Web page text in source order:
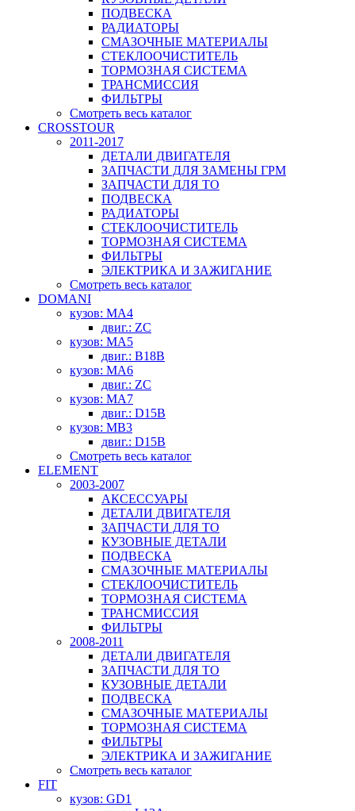
ПОДВЕСКА
РАДИАТОРЫ
СМАЗОЧНЫЕ МАТЕРИАЛЫ
СТЕКЛООЧИСТИТЕЛЬ
ТОРМОЗНАЯ СИСТЕМА
ТРАНСМИССИЯ
ФИЛЬТРЫ
Смотреть весь каталог
CROSSTOUR
2011-2017
ДЕТАЛИ ДВИГАТЕЛЯ
ЗАПЧАСТИ ДЛЯ ЗАМЕНЫ ГРМ
ЗАПЧАСТИ ДЛЯ ТО
ПОДВЕСКА
РАДИАТОРЫ
СТЕКЛООЧИСТИТЕЛЬ
ТОРМОЗНАЯ СИСТЕМА
ФИЛЬТРЫ
ЭЛЕКТРИКА И ЗАЖИГАНИЕ
Смотреть весь каталог
DOMANI
кузов: MA4
двиг.: ZC
кузов: MA5
двиг.: B18B
кузов: MA6
двиг.: ZC
кузов: MA7
двиг.: D15B
кузов: MB3
двиг.: D15B
Смотреть весь каталог
ELEMENT
2003-2007
АКСЕССУАРЫ
ДЕТАЛИ ДВИГАТЕЛЯ
ЗАПЧАСТИ ДЛЯ ТО
КУЗОВНЫЕ ДЕТАЛИ
ПОДВЕСКА
СМАЗОЧНЫЕ МАТЕРИАЛЫ
СТЕКЛООЧИСТИТЕЛЬ
ТОРМОЗНАЯ СИСТЕМА
ТРАНСМИССИЯ
ФИЛЬТРЫ
2008-2011
ДЕТАЛИ ДВИГАТЕЛЯ
ЗАПЧАСТИ ДЛЯ ТО
КУЗОВНЫЕ ДЕТАЛИ
ПОДВЕСКА
СМАЗОЧНЫЕ МАТЕРИАЛЫ
ТОРМОЗНАЯ СИСТЕМА
ФИЛЬТРЫ
ЭЛЕКТРИКА И ЗАЖИГАНИЕ
Смотреть весь каталог
FIT
кузов: GD1